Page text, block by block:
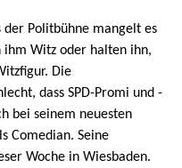
Politbühne mangelt es
Witz oder halten ihn,
Die
dass SPD-Promi und -
bei seinem neuesten
Comedian. Seine
Woche in Wiesbaden.